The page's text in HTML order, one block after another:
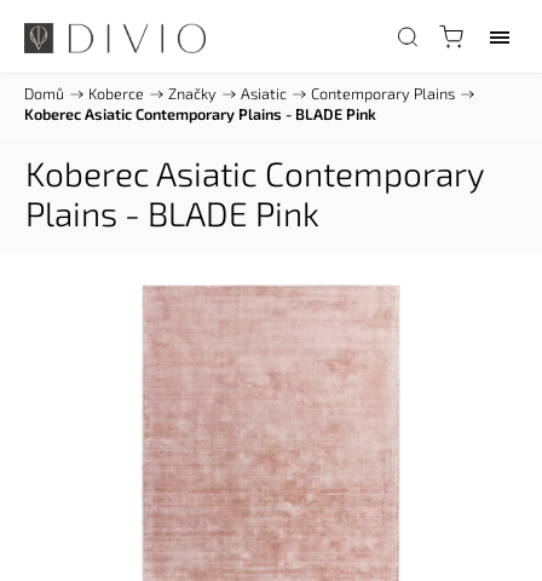
Domů / Koberce / Značky / Asiatic / Contemporary Plains /
Koberec Asiatic Contemporary Plains - BLADE Pink
Koberec Asiatic Contemporary
Plains - BLADE Pink